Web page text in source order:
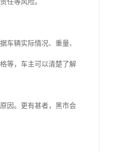
任等风险。
车辆实际情况、重量、
等，车主可以清楚了解
因。更有甚者，黑市会